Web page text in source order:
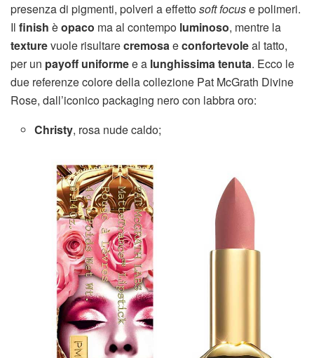
presenza di pigmenti, polveri a effettosoft focuse polimeri.
Il finish èopaco ma al contempo luminoso, mentre la
texturevuole risultarecremosaeconfortevoleal tatto,
per un payoff uniformee a lunghissima tenuta. Ecco le
due referenze colore della collezione Pat McGrath Divine
Rose, dall’iconico packaging nero con labbra oro:
Christy, rosa nude caldo;